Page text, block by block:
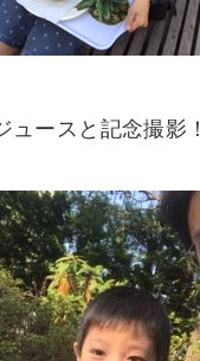
ュースと記念撮影！